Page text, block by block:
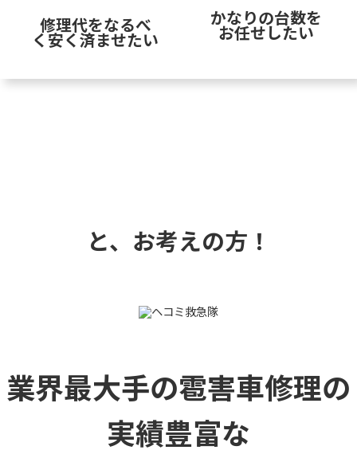
修理代をなるべ
く安く済ませたい
かなりの台数を
お任せしたい
と、お考えの方！
業界最大手の雹害車修理の
実績豊富な